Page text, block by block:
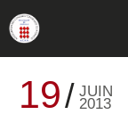
19 JUIN
2013